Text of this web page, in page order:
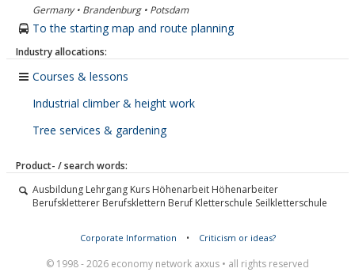
Germany • Brandenburg • Potsdam
To the starting map and route planning
Industry allocations:
Courses & lessons
Industrial climber & height work
Tree services & gardening
Product- / search words:
Ausbildung Lehrgang Kurs Höhenarbeit Höhenarbeiter
Berufskletterer Berufsklettern Beruf Kletterschule Seilkletterschule
Corporate Information • Criticism or ideas?
© 1998 - 2026 economy network axxus • all rights reserved